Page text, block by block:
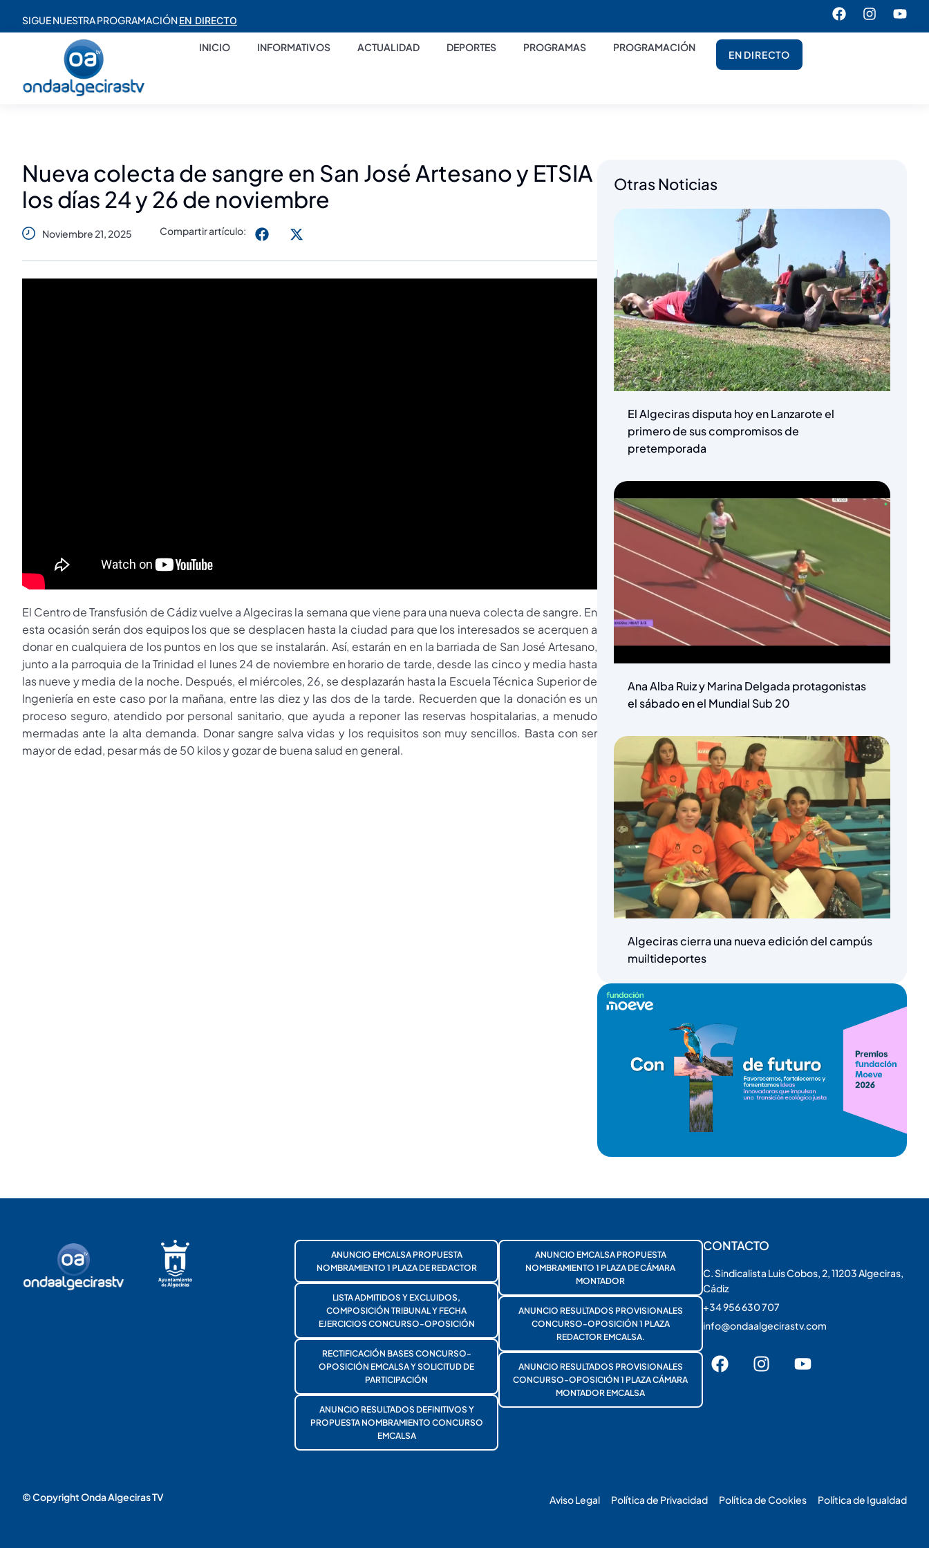
SIGUE NUESTRA PROGRAMACIÓNEN DIRECTO
INICIO INFORMATIVOS ACTUALIDAD DEPORTES PROGRAMAS PROGRAMACIÓN
EN DIRECTO
Nueva colecta de sangre en San José Artesano y ETSIA
los días 24 y 26 de noviembre
Noviembre 21, 2025 Compartir artículo:
El Centro de Transfusión de Cádiz vuelve a Algeciras la semana que viene para una nueva colecta de sangre. En
esta ocasión serán dos equipos los que se desplacen hasta la ciudad para que los interesados se acerquen a
donar en cualquiera de los puntos en los que se instalarán. Así, estarán en en la barriada de San José Artesano,
junto a la parroquia de la Trinidad el lunes 24 de noviembre en horario de tarde, desde las cinco y media hasta
las nueve y media de la noche. Después, el miércoles, 26, se desplazarán hasta la Escuela Técnica Superior de
Ingeniería en este caso por la mañana, entre las diez y las dos de la tarde. Recuerden que la donación es un
proceso seguro, atendido por personal sanitario, que ayuda a reponer las reservas hospitalarias, a menudo
mermadas ante la alta demanda. Donar sangre salva vidas y los requisitos son muy sencillos. Basta con ser
mayor de edad, pesar más de 50 kilos y gozar de buena salud en general.
Otras Noticias
El Algeciras disputa hoy en Lanzarote el
primero de sus compromisos de
pretemporada
Ana Alba Ruiz y Marina Delgada protagonistas
el sábado en el Mundial Sub 20
Algeciras cierra una nueva edición del campús
muiltideportes
ANUNCIO EMCALSA PROPUESTA
NOMBRAMIENTO 1 PLAZA DE REDACTOR
LISTA ADMITIDOS Y EXCLUIDOS,
COMPOSICIÓN TRIBUNAL Y FECHA
EJERCICIOS CONCURSO-OPOSICIÓN
RECTIFICACIÓN BASES CONCURSO-
OPOSICIÓN EMCALSA Y SOLICITUD DE
PARTICIPACIÓN
ANUNCIO RESULTADOS DEFINITIVOS Y
PROPUESTA NOMBRAMIENTO CONCURSO
EMCALSA
ANUNCIO EMCALSA PROPUESTA
NOMBRAMIENTO 1 PLAZA DE CÁMARA
MONTADOR
ANUNCIO RESULTADOS PROVISIONALES
CONCURSO-OPOSICIÓN 1 PLAZA
REDACTOR EMCALSA.
ANUNCIO RESULTADOS PROVISIONALES
CONCURSO-OPOSICIÓN 1 PLAZA CÁMARA
MONTADOR EMCALSA
CONTACTO
C. Sindicalista Luis Cobos, 2, 11203 Algeciras,
Cádiz
+34 956 630 707
info@ondaalgecirastv.com
© Copyright Onda Algeciras TV Aviso Legal Política de Privacidad Política de Cookies Política de Igualdad